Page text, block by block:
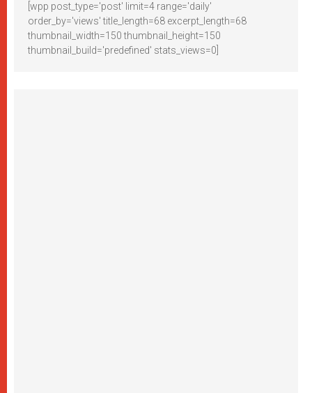
[wpp post_type='post' limit=4 range='daily'
order_by='views' title_length=68 excerpt_length=68
thumbnail_width=150 thumbnail_height=150
thumbnail_build='predefined' stats_views=0]